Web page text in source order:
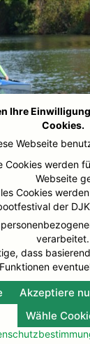
2026
Ihre
Cookies.
Webseite
Cookies werden
Webseite
Cookies
der
verarbeitet.
dass
Akzeptiere
Wähle